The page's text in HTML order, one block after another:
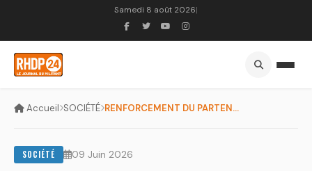
Samedi 8 août 2026|
Accueil SOCIÉTÉ RENFORCEMENT DU PARTENARIAT CI–BANQUE MONDIALE : ALASSANE OU...
SOCIÉTÉ 09 Juin 2026